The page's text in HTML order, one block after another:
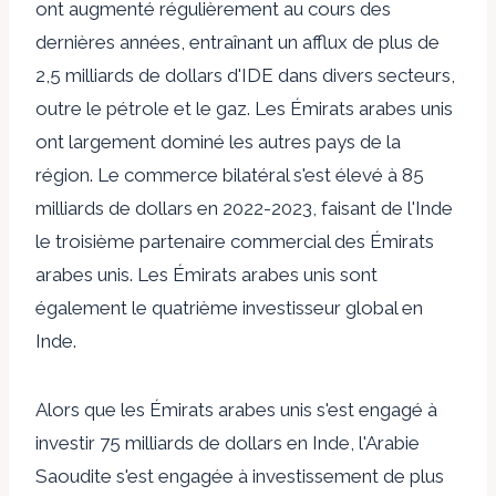
ont augmenté régulièrement au cours des
dernières années, entraînant un afflux de plus de
2,5 milliards de dollars d'IDE dans divers secteurs,
outre le pétrole et le gaz. Les Émirats arabes unis
ont largement dominé les autres pays de la
région. Le commerce bilatéral s'est élevé à 85
milliards de dollars en 2022-2023 , faisant de l'Inde
le troisième partenaire commercial des Émirats
arabes unis. Les Émirats arabes unis sont
également le quatrième investisseur global en
Inde.
Alors que les Émirats arabes unis s'est engagé à
investir 75 milliards de dollars en Inde, l'Arabie
Saoudite s'est engagée à investissement de plus